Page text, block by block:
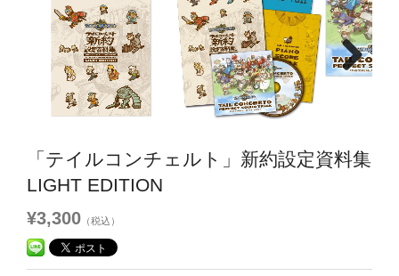
「テイルコンチェルト」新約設定資料集
LIGHT EDITION
¥3,300 （税込）